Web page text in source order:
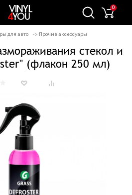
0
для авто Прочие аксессуары
стекол и
(флакон 250 мл)